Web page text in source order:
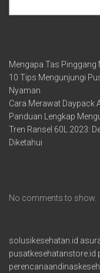
Mengapa Tas Pinggang
10 Tips Mengunjungi
Nyaman
Cara Merawat Daypack
Panduan Lengkap
Tren Ransel 60L 2023:
Diketahui
No comments to show.
solusikesehatan.id
pusatkesehatanstore.id